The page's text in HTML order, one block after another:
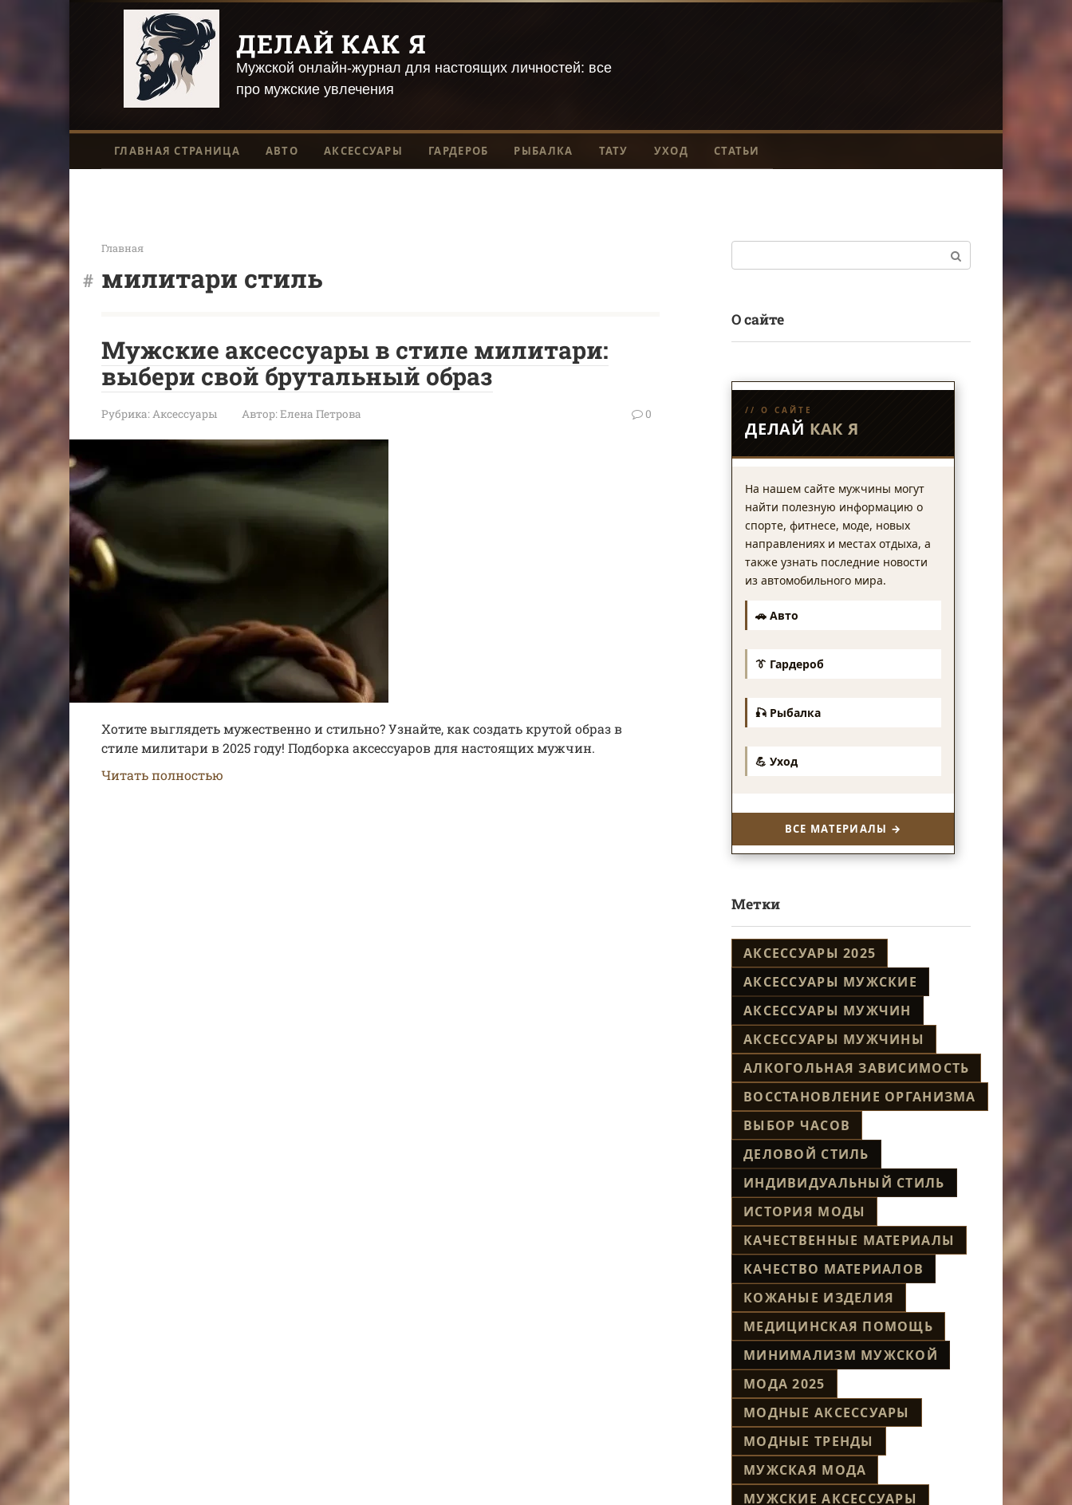
ДЕЛАЙ КАК Я
Мужской онлайн-журнал для настоящих личностей: все
про мужские увлечения
ГЛАВНАЯ СТРАНИЦА АВТО АКСЕССУАРЫ ГАРДЕРОБ РЫБАЛКА ТАТУ УХОД СТАТЬИ
Главная
милитари стиль
Мужские аксессуары в стиле милитари:
выбери свой брутальный образ
Рубрика:Аксессуары Автор:Елена Петрова 0
Хотите выглядеть мужественно и стильно? Узнайте, как создать крутой образ в
стиле милитари в 2025 году! Подборка аксессуаров для настоящих мужчин.
Читать полностью
О сайте
// О САЙТЕ
ДЕЛАЙ КАК Я
На нашем сайте мужчины могут
найти полезную информацию о
спорте, фитнесе, моде, новых
направлениях и местах отдыха, а
также узнать последние новости
из автомобильного мира.
🚗 Авто
👔 Гардероб
🎣 Рыбалка
💪 Уход
ВСЕ МАТЕРИАЛЫ →
Метки
АКСЕССУАРЫ 2025
АКСЕССУАРЫ МУЖСКИЕ
АКСЕССУАРЫ МУЖЧИН
АКСЕССУАРЫ МУЖЧИНЫ
АЛКОГОЛЬНАЯ ЗАВИСИМОСТЬ
ВОССТАНОВЛЕНИЕ ОРГАНИЗМА
ВЫБОР ЧАСОВ
ДЕЛОВОЙ СТИЛЬ
ИНДИВИДУАЛЬНЫЙ СТИЛЬ
ИСТОРИЯ МОДЫ
КАЧЕСТВЕННЫЕ МАТЕРИАЛЫ
КАЧЕСТВО МАТЕРИАЛОВ
КОЖАНЫЕ ИЗДЕЛИЯ
МЕДИЦИНСКАЯ ПОМОЩЬ
МИНИМАЛИЗМ МУЖСКОЙ
МОДА 2025
МОДНЫЕ АКСЕССУАРЫ
МОДНЫЕ ТРЕНДЫ
МУЖСКАЯ МОДА
МУЖСКИЕ АКСЕССУАРЫ